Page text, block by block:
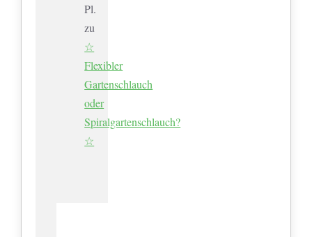
Pl.
zu
☆
Flexibler
Gartenschlauch
oder
Spiralgartenschlauch?
☆